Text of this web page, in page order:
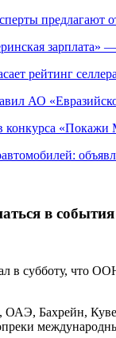
предлагают
зарплата»
рейтинг
АО
конкурса «Покажи
в
в субботу,
Бахрейн,